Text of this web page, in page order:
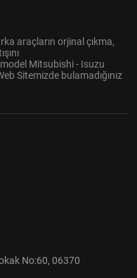
araçların orjinal çıkma,
Mitsubishi - Isuzu
Sitemizde bulamadığınız
No:60, 06370